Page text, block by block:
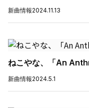
新曲情報2024.11.13
ねこやな、「An
新曲情報2024.5.1